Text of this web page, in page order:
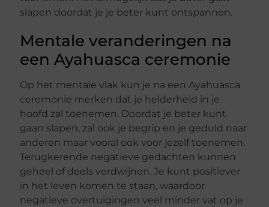
slapen doordat je je beter kunt ontspannen.
Mentale veranderingen na
een Ayahuasca ceremonie
Op het mentale vlak kun je na een Ayahuasca
ceremonie merken dat je helderheid in je
hoofd zal toenemen. Doordat je beter kunt
gaan slapen, zal ook je begrip en je geduld naar
anderen maar vooral ook voor jezelf toenemen.
Terugkerende negatieve gedachten kunnen
geheel of deels verdwijnen. Je kunt positiever
in het leven komen te staan, waardoor
negatieve overtuigingen veel minder vat op je